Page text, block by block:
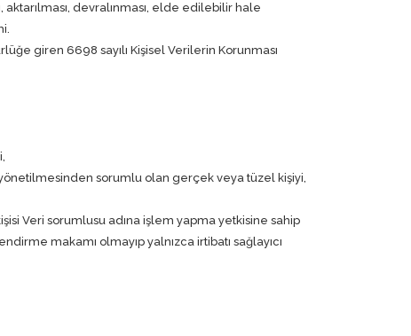
devralınması, elde edilebilir hale
giren 6698 sayılı Kişisel Verilerin Korunması
yönetilmesinden sorumlu olan gerçek veya tüzel kişiyi,
Veri sorumlusu adına işlem yapma yetkisine sahip
makamı olmayıp yalnızca irtibatı sağlayıcı